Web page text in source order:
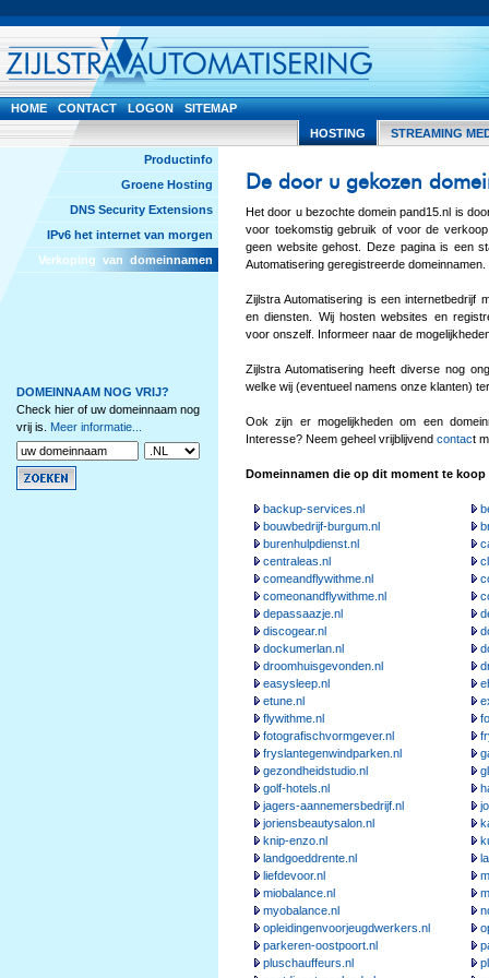
HOME CONTACT LOGON
SITEMAP
HOSTING
STREAMING
Productinfo
Groene Hosting
DNS Security Extensions
IPv6 het internet van morgen
Verkoping van domeinnamen
DOMEINNAAM NOG VRIJ?
Check hier of uw domeinnaam nog
vrij is. Meer informatie...
De door u gekozen
Het door u bezochte domein pand15.nl is
voor toekomstig gebruik of voor de
geen website gehost. Deze pagina is een
Automatisering geregistreerde domeinnamen.
Zijlstra Automatisering is een internetbedrijf
en diensten. Wij hosten websites en
voor onszelf. Informeer naar de
Zijlstra Automatisering heeft diverse nog
welke wij (eventueel namens onze klanten)
Ook zijn er mogelijkheden om een
Interesse? Neem geheel vrijblijvend contact
Domeinnamen die op dit moment te
backup-services.nl
bouwbedrijf-burgum.nl
burenhulpdienst.nl
centraleas.nl
comeandflywithme.nl
comeonandflywithme.nl
depassaazje.nl
discogear.nl
dockumerlan.nl
droomhuisgevonden.nl
easysleep.nl
etune.nl
flywithme.nl
fotografischvormgever.nl
fryslantegenwindparken.nl
gezondheidstudio.nl
golf-hotels.nl
jagers-aannemersbedrijf.nl
joriensbeautysalon.nl
knip-enzo.nl
landgoeddrente.nl
liefdevoor.nl
miobalance.nl
myobalance.nl
opleidingenvoorjeugdwerkers.nl
parkeren-oostpoort.nl
pluschauffeurs.nl